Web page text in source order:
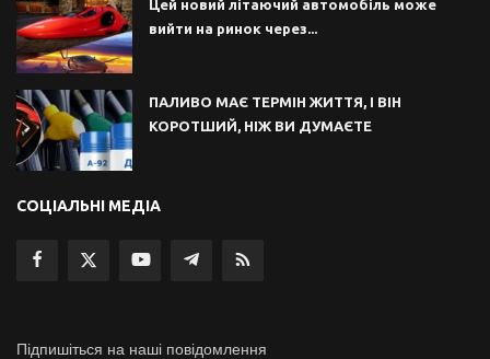
Цей новий літаючий автомобіль може
вийти на ринок через...
ПАЛИВО МАЄ ТЕРМІН ЖИТТЯ, І ВІН
КОРОТШИЙ, НІЖ ВИ ДУМАЄТЕ
СОЦІАЛЬНІ МЕДІА
Підпишіться на наші повідомлення